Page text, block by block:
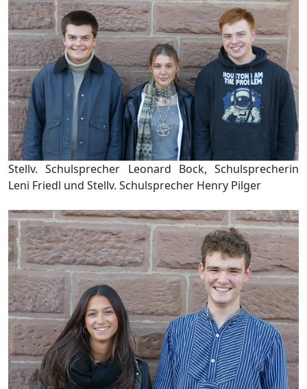
Stellv. Schulsprecher Leonard Bock, Schulsprecherin
Leni Friedl und Stellv. Schulsprecher Henry Pilger